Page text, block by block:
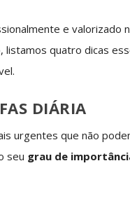
e valorizado
quatro dicas
DIÁRIA
urgentes que não
seu grau de